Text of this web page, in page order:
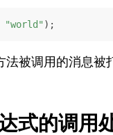
"world" );
法被调用的消息被
式的调用